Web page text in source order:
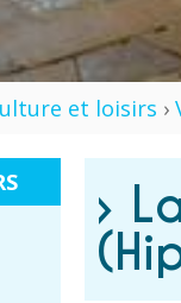
et loisirs ›
›